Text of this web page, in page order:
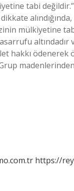
tabi
mülkiyetine
hakkı
https://